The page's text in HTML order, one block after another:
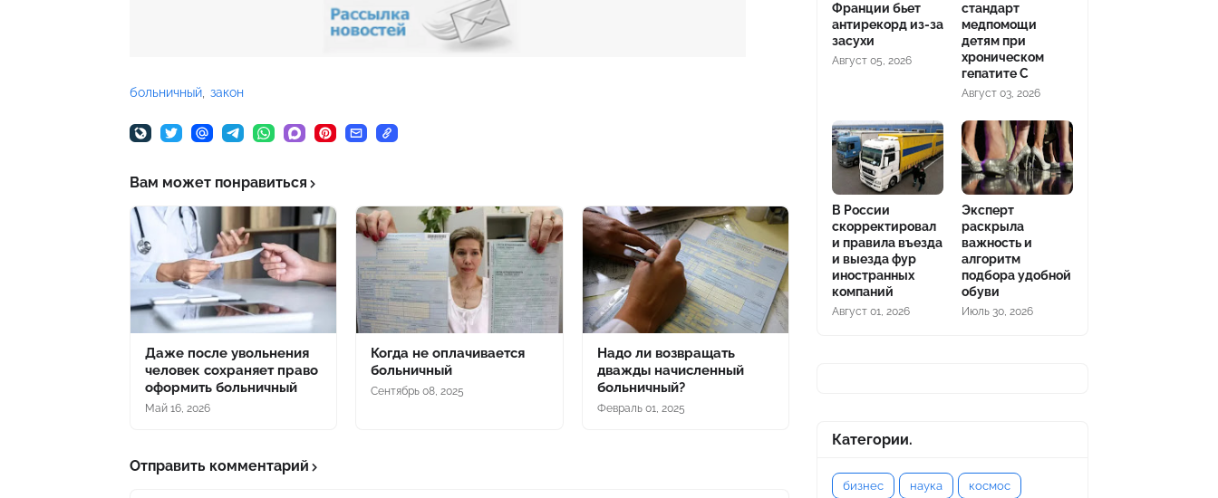
больничный закон
Вам может понравиться
Даже после увольнения
человек сохраняет право
оформить больничный
Май 16, 2026
Когда не оплачивается
больничный
Сентябрь 08, 2025
Надо ли возвращать
дважды начисленный
больничный?
Февраль 01, 2025
Отправить комментарий
Франции бьет
антирекорд из-за
засухи
Август 05, 2026
стандарт
медпомощи
детям при
хроническом
гепатите С
Август 03, 2026
В России
скорректировал
и правила въезда
и выезда фур
иностранных
компаний
Август 01, 2026
Эксперт
раскрыла
важность и
алгоритм
подбора удобной
обуви
Июль 30, 2026
Категории.
бизнес наука космос